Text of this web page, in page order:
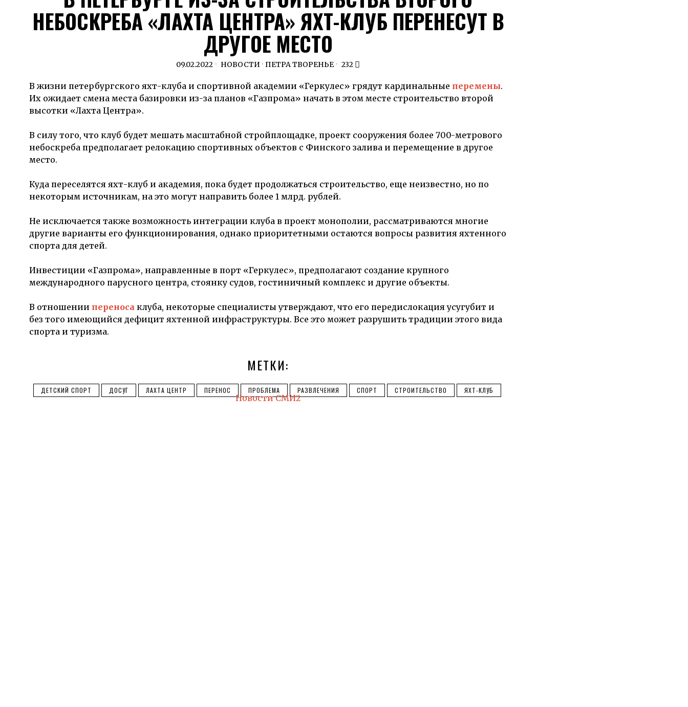
НЕБОСКРЕБА «ЛАХТА ЦЕНТРА» ЯХТ-КЛУБ ПЕРЕНЕСУТ В
ДРУГОЕ МЕСТО
09.02.2022 НОВОСТИ · ПЕТРА ТВОРЕНЬЕ 232
В жизни петербургского яхт-клуба и спортивной академии «Геркулес» грядут кардинальные перемены.
Их ожидает смена места базировки из-за планов «Газпрома» начать в этом месте строительство второй
высотки «Лахта Центра».
В силу того, что клуб будет мешать масштабной стройплощадке, проект сооружения более 700-метрового
небоскреба предполагает релокацию спортивных объектов с Финского залива и перемещение в другое
место.
Куда переселятся яхт-клуб и академия, пока будет продолжаться строительство, еще неизвестно, но по
некоторым источникам, на это могут направить более 1 млрд. рублей.
Не исключается также возможность интеграции клуба в проект монополии, рассматриваются многие
другие варианты его функционирования, однако приоритетными остаются вопросы развития яхтенного
спорта для детей.
Инвестиции «Газпрома», направленные в порт «Геркулес», предполагают создание крупного
международного парусного центра, стоянку судов, гостиничный комплекс и другие объекты.
В отношении переноса клуба, некоторые специалисты утверждают, что его передислокация усугубит и
без того имеющийся дефицит яхтенной инфраструктуры. Все это может разрушить традиции этого вида
спорта и туризма.
МЕТКИ:
ДЕТСКИЙ СПОРТ ДОСУГ ЛАХТА ЦЕНТР ПЕРЕНОС ПРОБЛЕМА РАЗВЛЕЧЕНИЯ СПОРТ СТРОИТЕЛЬСТВО ЯХТ-КЛУБ
Новости СМИ2